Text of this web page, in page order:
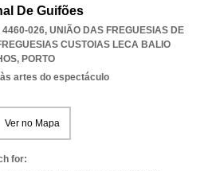
De Guifões
4460-026, UNIÃO DAS FREGUESIAS DE
CUSTOIAS LECA BALIO
, PORTO
artes do espectáculo
Ver no Mapa
for: